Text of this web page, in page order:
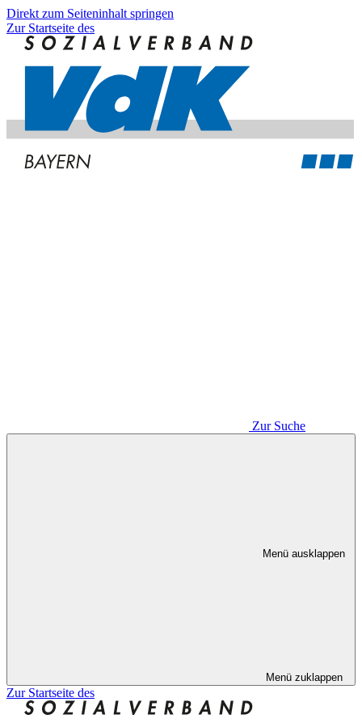
Direkt zum Seiteninhalt springen
Zur Startseite des
Zur Suche
Menü ausklappen
Menü zuklappen
Zur Startseite des